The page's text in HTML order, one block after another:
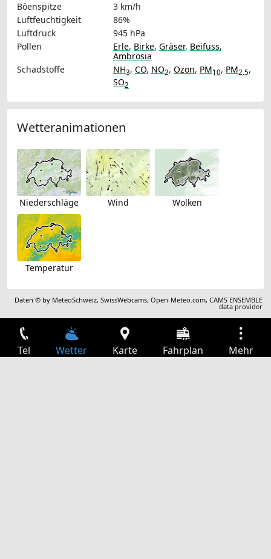
Böenspitze
3 km/h
Luftfeuchtigkeit
86%
Luftdruck
945 hPa
Pollen
Erle, Birke, Gräser, Beifuss,
Ambrosia
Schadstoffe
NH3, CO, NO2, Ozon, PM10, PM2.5,
SO2
Wetteranimationen
Niederschläge Wind Wolken
Temperatur
Daten © by MeteoSchweiz,SwissWebcams,Open-Meteo.com,CAMS ENSEMBLE
data provider
Tel Wetter Karte Fahrplan Mehr